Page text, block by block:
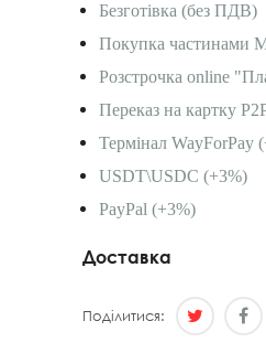
Безготівка (без ПДВ)
Покупка частинами
Розстрочка online
Переказ на картку
Термінал WayForPay
USDT\USDC (+3%)
PayPal (+3%)
Доставка
Поділитися: